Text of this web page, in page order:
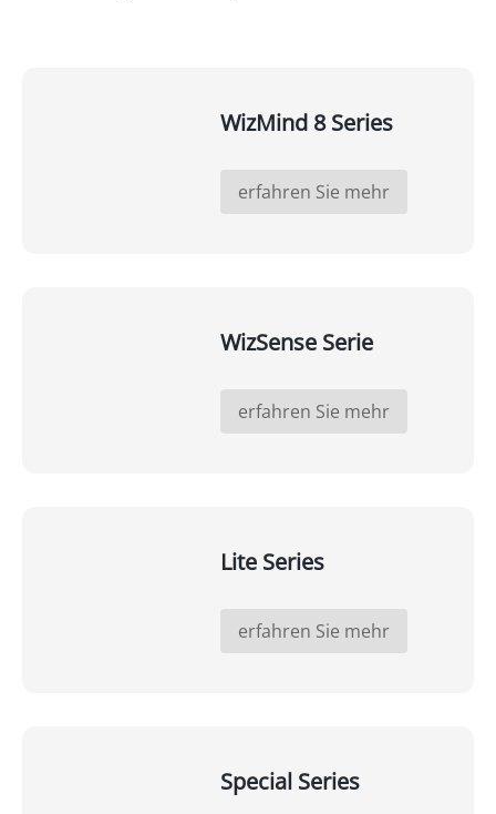
WizMind 8 Series
erfahren Sie mehr
WizSense Serie
erfahren Sie mehr
Lite Series
erfahren Sie mehr
Special Series